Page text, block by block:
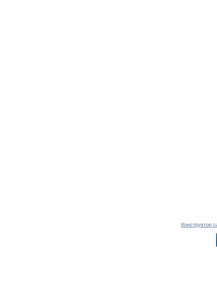
Конструктор